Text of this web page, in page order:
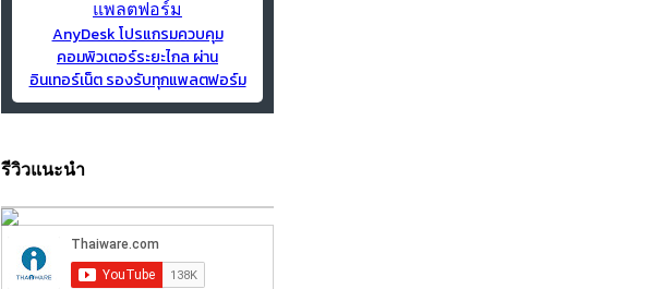
AnyDesk โปรแกรมควบคุม
คอมพิวเตอร์ระยะไกล ผ่าน
อินเทอร์เน็ต รองรับทุกแพลตฟอร์ม
รีวิวแนะนำ